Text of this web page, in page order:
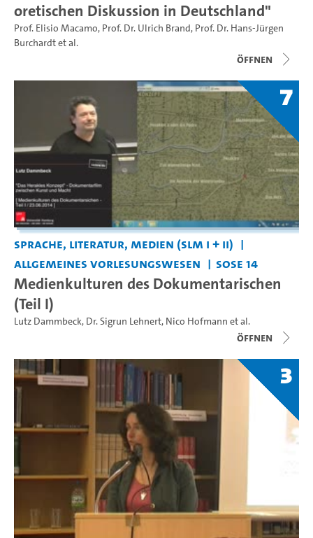
oretischen Diskussion in Deutschland"
Prof. Elisio Macamo, Prof. Dr. Ulrich Brand, Prof. Dr. Hans-Jürgen
Burchardtet al.
Öffnen
7
Sprache, Literatur, Medien (SLM I + II)
Allgemeines Vorlesungswesen
SoSe 14
Medienkulturen des Dokumentarischen
(Teil I)
Lutz Dammbeck, Dr. Sigrun Lehnert, Nico Hofmann et al.
Öffnen
3